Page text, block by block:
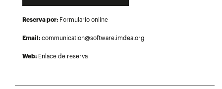
Reserva por: Formulario online
Email: communication@software.imdea.org
Web: Enlace de reserva